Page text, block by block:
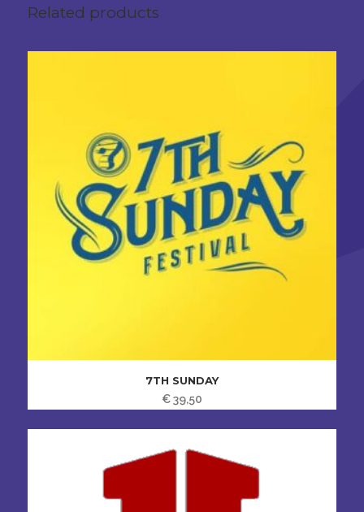
Related products
7TH SUNDAY
€39,50